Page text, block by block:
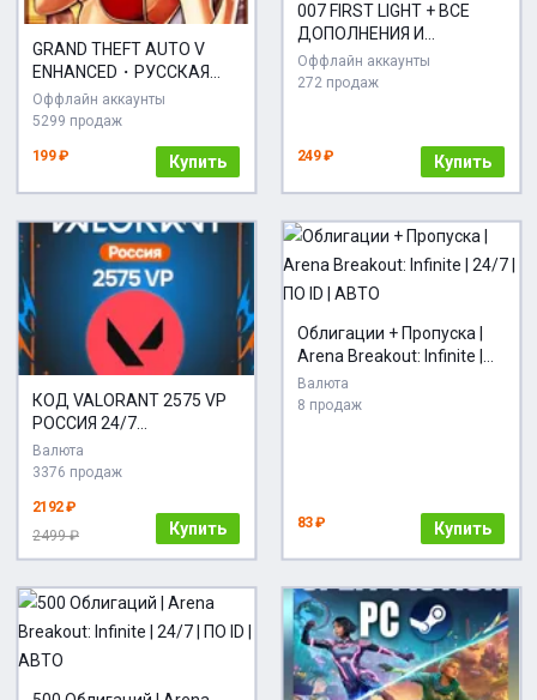
GRAND THEFT AUTO V
ENHANCED・РУССКАЯ
ОЗВУЧКА・STEAM・PC
Оффлайн аккаунты
5299 продаж
199 ₽ Купить
007 FIRST LIGHT + ВСЕ
ДОПОЛНЕНИЯ И
БОНУСЫ・ПОЛНОЕ
ИЗДАНИЕ・STEAM・PC
Оффлайн аккаунты
272 продаж
249 ₽ Купить
КОД VALORANT 2575 VP
РОССИЯ 24/7
АВТОДОСТАВКА
Валюта
3376 продаж
2192 ₽
2499 ₽
Купить
Облигации + Пропуска |
Arena Breakout: Infinite |
24/7 | ПО ID | АВТО
Валюта
8 продаж
83 ₽ Купить